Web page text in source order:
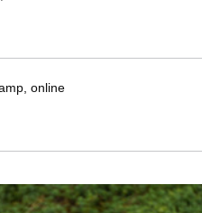
online